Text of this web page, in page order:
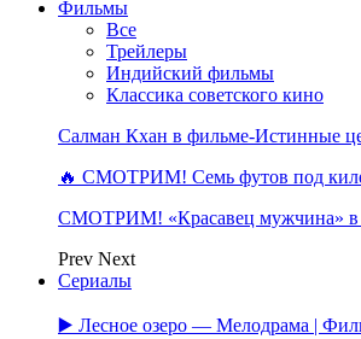
Фильмы
Все
Трейлеры
Индийский фильмы
Классика советского кино
Салман Кхан в фильме-Истинные
🔥 СМОТРИМ! Семь футов под
СМОТРИМ! «Красавец мужчина» в
Prev Next
Сериалы
▶️ Лесное озеро — Мелодрама |